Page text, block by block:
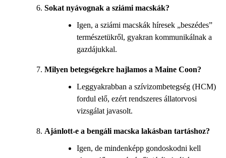
Sokat nyávognak a sziámi macskák?
Igen, a sziámi macskák híresek „beszédes”
természetükről, gyakran kommunikálnak a
gazdájukkal.
Milyen betegségekre hajlamos a Maine Coon?
Leggyakrabban a szívizombetegség (HCM)
fordul elő, ezért rendszeres állatorvosi
vizsgálat javasolt.
Ajánlott-e a bengáli macska lakásban tartáshoz?
Igen, de mindenképp gondoskodni kell